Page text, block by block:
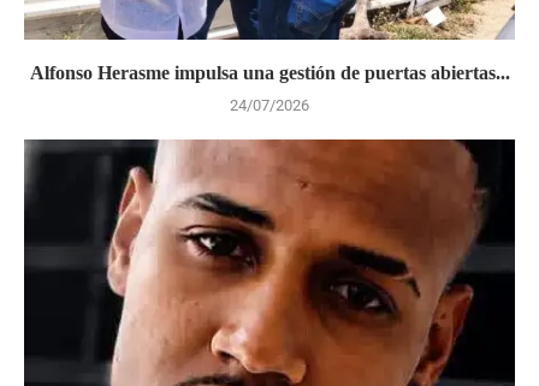
Alfonso Herasme impulsa una gestión de puertas abiertas...
24/07/2026